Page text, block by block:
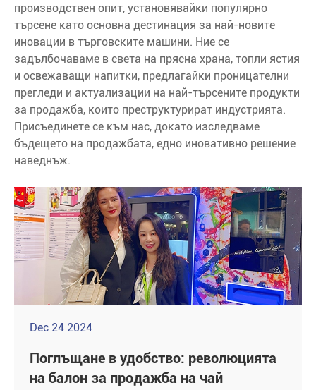
производствен опит, установявайки популярно
търсене като основна дестинация за най-новите
иновации в търговските машини. Ние се
задълбочаваме в света на прясна храна, топли ястия
и освежаващи напитки, предлагайки проницателни
прегледи и актуализации на най-търсените продукти
за продажба, които преструктурират индустрията.
Присъединете се към нас, докато изследваме
бъдещето на продажбата, едно иновативно решение
наведнъж.
Dec 24 2024
Поглъщане в удобство: революцията
на балон за продажба на чай